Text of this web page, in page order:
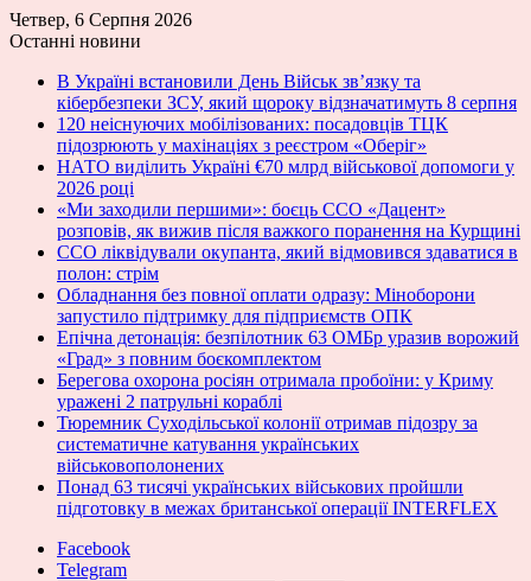
Четвер, 6 Серпня 2026
Останні новини
В Україні встановили День Військ зв’язку та
кібербезпеки ЗСУ, який щороку відзначатимуть 8 серпня
120 неіснуючих мобілізованих: посадовців ТЦК
підозрюють у махінаціях з реєстром «Оберіг»
НАТО виділить Україні €70 млрд військової допомоги у
2026 році
«Ми заходили першими»: боєць ССО «Дацент»
розповів, як вижив після важкого поранення на Курщині
ССО ліквідували окупанта, який відмовився здаватися в
полон: стрім
Обладнання без повної оплати одразу: Міноборони
запустило підтримку для підприємств ОПК
Епічна детонація: безпілотник 63 ОМБр уразив ворожий
«Град» з повним боєкомплектом
Берегова охорона росіян отримала пробоїни: у Криму
уражені 2 патрульні кораблі
Тюремник Суходільської колонії отримав підозру за
систематичне катування українських
військовополонених
Понад 63 тисячі українських військових пройшли
підготовку в межах британської операції INTERFLEX
Facebook
Telegram